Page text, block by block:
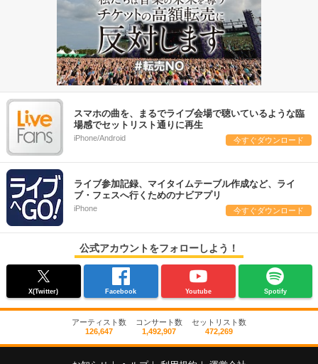
スマホの曲を、まるでライブ会場で聴いているような臨
場感でセットリスト通りに再生
iPhone/Android 今すぐダウンロード
ライブ参加記録、マイタイムテーブル作成など、ライ
ブ・フェスへ行くためのナビアプリ
iPhone 今すぐダウンロード
公式アカウントをフォローしよう！
X(Twitter) Facebook Youtube Spotify
アーティスト数
126,647
コンサート数
1,492,907
セットリスト数
472,269